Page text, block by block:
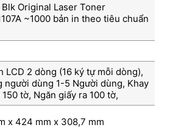
Blk Original Laser Toner
~1000 bản in theo tiêu chuẩn
LCD 2 dòng (16 ký tự mỗi dòng),
người dùng 1-5 Người dùng, Khay
tờ, Ngăn giấy ra 100 tờ,
x 424 mm x 308,7 mm